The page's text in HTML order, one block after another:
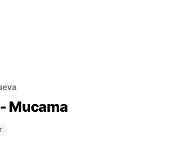
Mucama